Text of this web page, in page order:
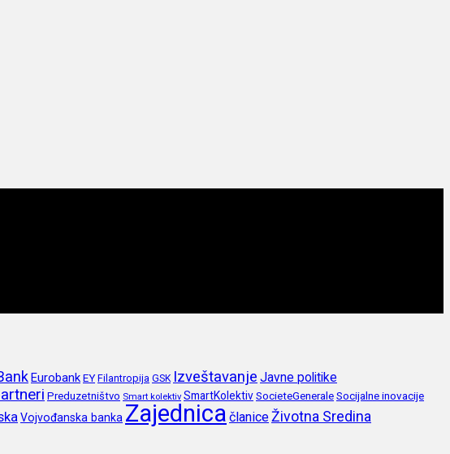
EurobankEY Filantropija GSK Izveštavanje Javne politike
Preduzetništvo Smart kolektiv SmartKolektivSocieteGeneraleSocijalne inovacije
Vojvođanska banka Zajednica članiceŽivotna Sredina